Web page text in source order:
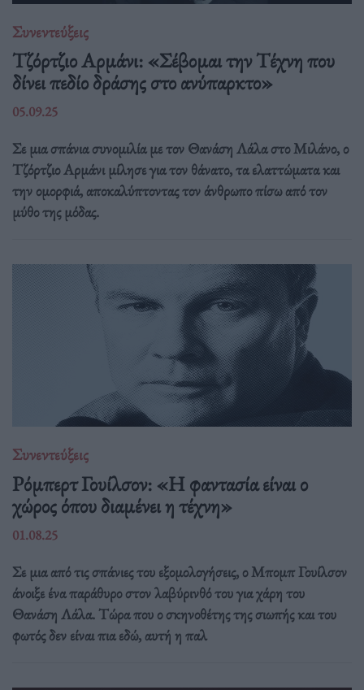
Συνεντεύξεις
Τζόρτζιο Αρμάνι: «Σέβομαι την Τέχνη που
δίνει πεδίο δράσης στο ανύπαρκτο»
05.09.25
Σε μια σπάνια συνομιλία με τον Θανάση Λάλα στο Μιλάνο, ο
Τζόρτζιο Αρμάνι μίλησε για τον θάνατο, τα ελαττώματα και
την ομορφιά, αποκαλύπτοντας τον άνθρωπο πίσω από τον
μύθο της μόδας.
Συνεντεύξεις
Ρόμπερτ Γουίλσον: «Η φαντασία είναι ο
χώρος όπου διαμένει η τέχνη»
01.08.25
Σε μια από τις σπάνιες του εξομολογήσεις, ο Μπομπ Γουίλσον
άνοιξε ένα παράθυρο στον λαβύρινθό του για χάρη του
Θανάση Λάλα. Τώρα που ο σκηνοθέτης της σιωπής και του
φωτός δεν είναι πια εδώ, αυτή η παλ